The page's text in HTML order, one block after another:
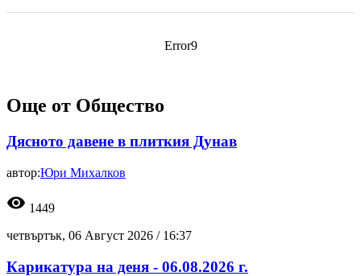
Error9
Още от Общество
Дясното давене в плиткия Дунав
автор:Юри Михалков
visibility 1449
четвъртък, 06 Август 2026 / 16:37
Карикатура на деня - 06.08.2026 г.